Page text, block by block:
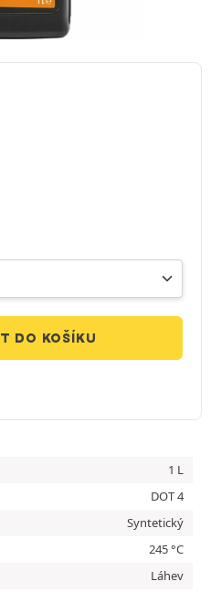
DO KOŠÍKU
1 L
DOT 4
Syntetický
245 °C
Láhev